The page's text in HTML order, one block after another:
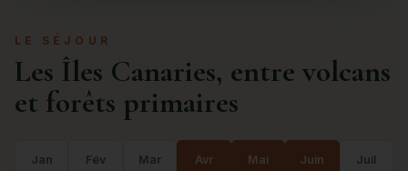
LE SÉJOUR
Les Îles Canaries, entre volcans
et forêts primaires
Jan Fév Mar Avr Mai Juin Juil